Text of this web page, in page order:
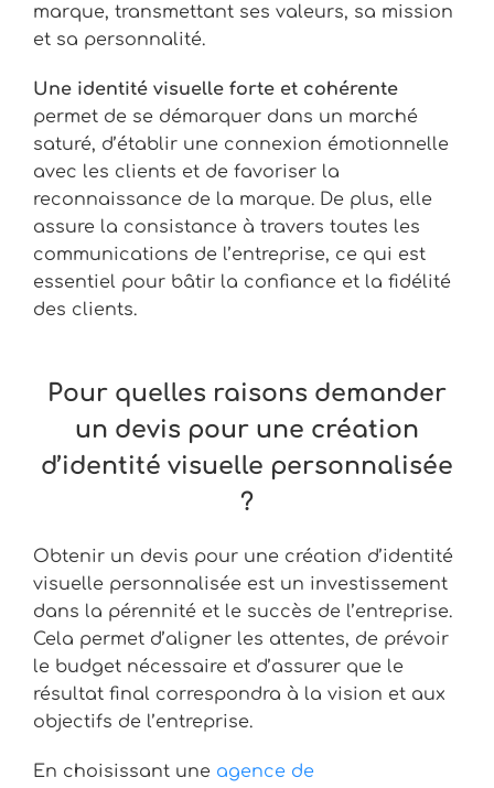
marque, transmettant ses valeurs, sa mission
et sa personnalité.
Une identité visuelle forte et cohérente
permet de se démarquer dans un marché
saturé, d’établir une connexion émotionnelle
avec les clients et de favoriser la
reconnaissance de la marque. De plus, elle
assure la consistance à travers toutes les
communications de l’entreprise, ce qui est
essentiel pour bâtir la confiance et la fidélité
des clients.
Pour quelles raisons demander
un devis pour une création
d’identité visuelle personnalisée
?
Obtenir un devis pour une création d’identité
visuelle personnalisée est un investissement
dans la pérennité et le succès de l’entreprise.
Cela permet d’aligner les attentes, de prévoir
le budget nécessaire et d’assurer que le
résultat final correspondra à la vision et aux
objectifs de l’entreprise.
En choisissant une agence de